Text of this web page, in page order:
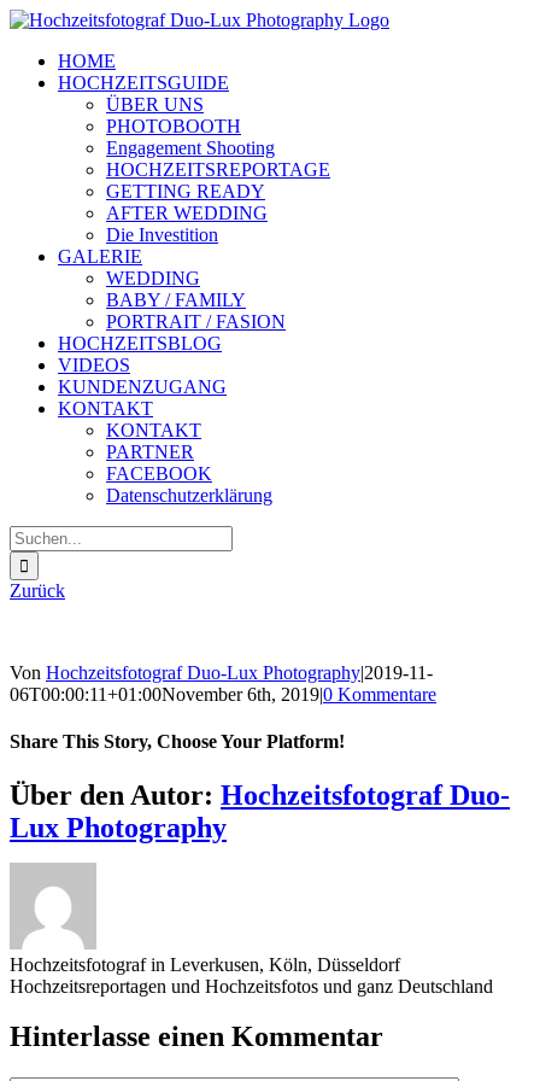
Zum
springenHOME
HOCHZEITSGUIDE
ÜBER UNS
PHOTOBOOTH
Engagement Shooting
HOCHZEITSREPORTAGE
GETTING READY
AFTER WEDDING
Die Investition
GALERIE
WEDDING
BABY / FAMILY
PORTRAIT / FASION
HOCHZEITSBLOG
VIDEOS
KUNDENZUGANG
KONTAKT
KONTAKT
PARTNER
FACEBOOK
Datenschutzerklärung
Suche
nach:
Zurück
Von Hochzeitsfotograf Duo-Lux Photography|2019-11-
06T00:00:11+01:00November 6th, 2019|0 Kommentare
Share This Story, Choose Your Platform!
Sharing_facebook
Sharing_twitter
Sharing_reddit
Über den Autor: Hochzeitsfotograf Duo-
Lux Photography
Hochzeitsfotograf in Leverkusen, Köln, Düsseldorf
Hochzeitsreportagen und Hochzeitsfotos und ganz Deutschland
Hinterlasse einen Kommentar